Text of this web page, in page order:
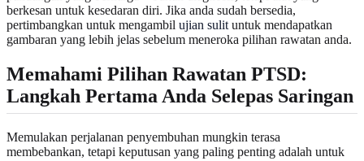
berkesan untuk kesedaran diri. Jika anda sudah bersedia,
pertimbangkan untuk mengambil ujian sulit untuk mendapatkan
gambaran yang lebih jelas sebelum meneroka pilihan rawatan anda.
Memahami Pilihan Rawatan PTSD:
Langkah Pertama Anda Selepas Saringan
Memulakan perjalanan penyembuhan mungkin terasa
membebankan, tetapi keputusan yang paling penting adalah untuk